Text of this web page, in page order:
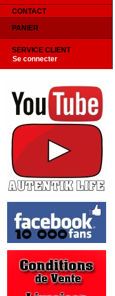
CONTACT
PANIER
SERVICE CLIENT
Se connecter